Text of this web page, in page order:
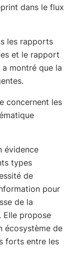
dans le flux
les rapports
et le rapport
a montré que la
concernent les
évidence
types
de
pour
de la
Elle propose
écosystème de
forts entre les